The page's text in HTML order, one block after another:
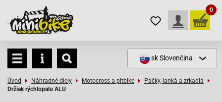
0
skSlovenčina
Úvod Náhradné diely Motocross a pitbike
Páčky, lanká a zrkadlá
Držiak rýchlopalu ALU